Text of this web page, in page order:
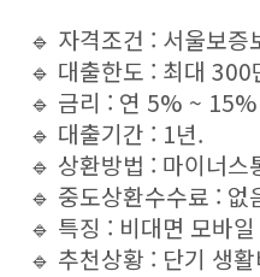
🔹 자격조건 : 서울보증
🔹 대출한도 : 최대 300
🔹 금리 : 연 5% ~
🔹 대출기간 : 1년.
🔹 상환방법 : 마이너스
🔹 중도상환수수료 : 없
🔹 특징 : 비대면 모바
🔹 추천상황 : 단기 생